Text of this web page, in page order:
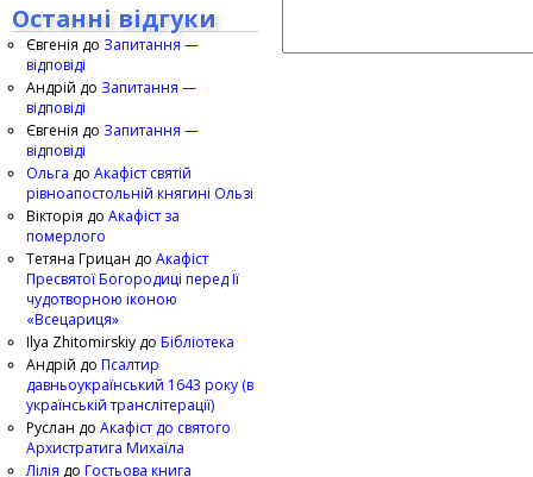
Останні відгуки
Євгенія до Запитання —
відповіді
Андрій до Запитання —
відповіді
Євгенія до Запитання —
відповіді
Ольга до Акафіст святій
рівноапостольній княгині Ользі
Вікторія до Акафіст за
померлого
Тетяна Грицан до Акафіст
Пресвятої Богородиці перед Її
чудотворною іконою
«Всецариця»
Ilya Zhitomirskiy до Бібліотека
Андрій до Псалтир
давньоукраїнський 1643 року (в
українській транслітерації)
Руслан до Акафіст до святого
Архистратига Михаїла
Лілія до Гостьова книга